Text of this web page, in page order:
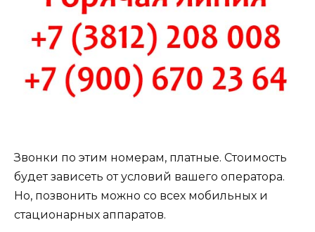
Звонки по этим номерам, платные. Стоимость
будет зависеть от условий вашего оператора.
Но, позвонить можно со всех мобильных и
стационарных аппаратов.